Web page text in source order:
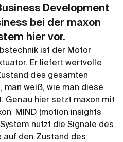
Development
bei der maxon
hier vor.
ist der Motor
Er liefert wertvolle
des gesamten
man weiß, wie man diese
Genau hier setzt maxon mit
MIND (motion insights
nutzt die Signale des
auf den Zustand des